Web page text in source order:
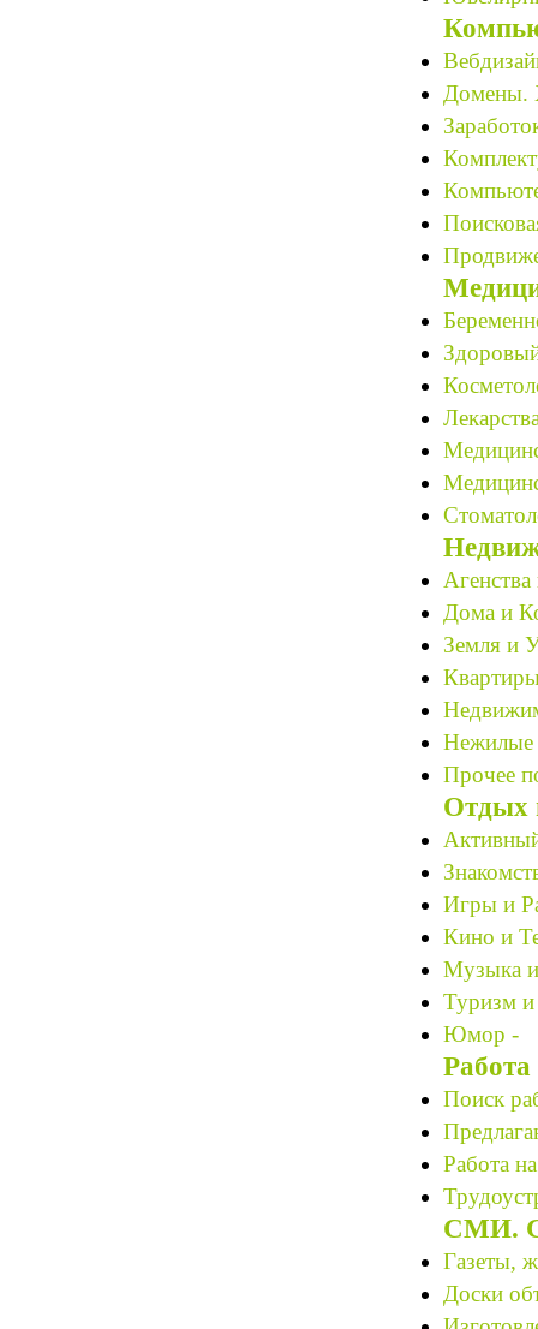
Домены.
Дома и
Земля и
Нежилые
Прочее
Отдых
Игры и
Кино и
Музыка
Туризм
Юмор -
Поиск
Работа
СМИ.
Газеты,
Доски